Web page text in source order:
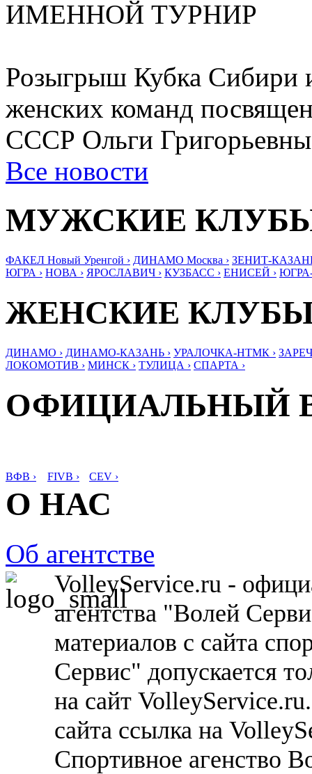
ИМЕННОЙ ТУРНИР
Розыгрыш Кубка Сибири
женских команд
СССР Ольги
Все новости
МУЖСКИЕ
ФАКЕЛ Новый Уренгой › ДИНАМО Москва › ЗЕНИТ-
ЮГРА › НОВА › ЯРОСЛАВИЧ › КУЗБАСС › ЕНИСЕЙ ›
ЖЕНСКИЕ
ДИНАМО › ДИНАМО-КАЗАНЬ › УРАЛОЧКА-НТМК ›
ЛОКОМОТИВ › МИНСК › ТУЛИЦА › СПАРТА ›
ОФИЦИАЛЬНЫЙ
ВФВ › FIVB › CEV ›
О НАС
Об агентстве
VolleyService.ru -
агентства "Волей
материалов с сайта
Сервис" допускается
на сайт
сайта ссылка на
Спортивное агенство